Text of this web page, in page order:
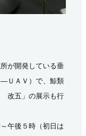
が開発している垂
ＵＡＶ）で、鯨類
改五」の展示も行
午後５時（初日は